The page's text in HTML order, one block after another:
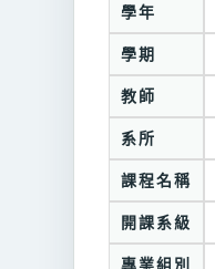
學年
學期
教師
系所
課程名稱
開課系級
專業組別